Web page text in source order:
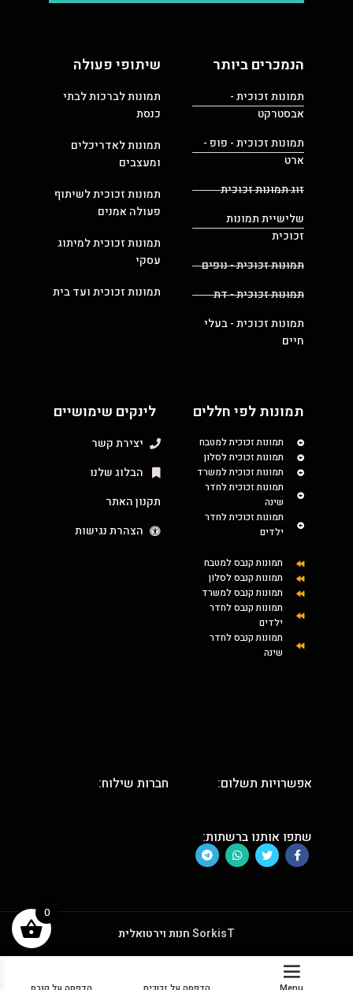
הנמכרים ביותר
תמונות זכוכית -
אבסטרקט
תמונות זכוכית - פופ -
ארט
זוג תמונות זכוכית
שלישיית תמונות
זכוכית
תמונות זכוכית - נופים
תמונות זכוכית - דת
תמונות זכוכית - בעלי
חיים
שיתופי פעולה
תמונות לברכות לבתי
כנסת
תמונות לאדריכלים
ומעצבים
תמונות זכוכית לשיתוף
פעולה אמנים
תמונות זכוכית למיתוג
עסקי
תמונות זכוכית ועד בית
תמונות לפי חללים
תמונות זכוכית למטבח
תמונות זכוכית לסלון
תמונות זכוכית למשרד
תמונות זכוכית לחדר
שינה
תמונות זכוכית לחדר
ילדים
תמונות קנבס למטבח
תמונות קנבס לסלון
תמונות קנבס למשרד
תמונות קנבס לחדר
ילדים
תמונות קנבס לחדר
שינה
לינקים שימושיים
יצירת קשר
הבלוג שלנו
תקנון האתר
הצהרת נגישות
אפשרויות תשלום: חברות שילוח:
שתפו אותנו ברשתות:
SorkisTחנות וירטואלית
0